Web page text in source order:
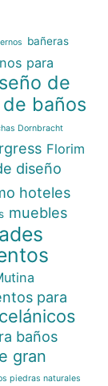
bañeras
para
de
baños
Dornbracht
Florim
diseño
hoteles
muebles
para
baños
gran
piedras naturales